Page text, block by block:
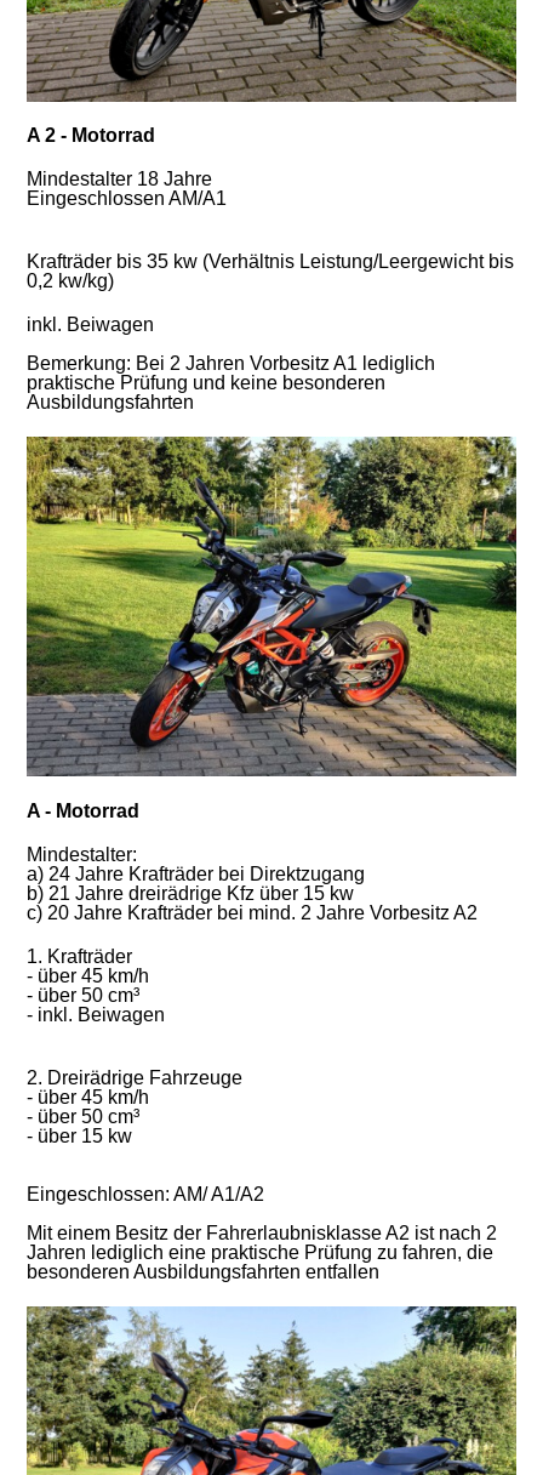
A 2 - Motorrad
Mindestalter 18 Jahre
Eingeschlossen AM/A1
Krafträder bis 35 kw (Verhältnis Leistung/Leergewicht bis
0,2 kw/kg)
inkl. Beiwagen
Bemerkung: Bei 2 Jahren Vorbesitz A1 lediglich
praktische Prüfung und keine besonderen
Ausbildungsfahrten
A - Motorrad
Mindestalter:
a) 24 Jahre Krafträder bei Direktzugang
b) 21 Jahre dreirädrige Kfz über 15 kw
c) 20 Jahre Krafträder bei mind. 2 Jahre Vorbesitz A2
1. Krafträder
- über 45 km/h
- über 50 cm³
- inkl. Beiwagen
2. Dreirädrige Fahrzeuge
- über 45 km/h
- über 50 cm³
- über 15 kw
Eingeschlossen: AM/ A1/A2
Mit einem Besitz der Fahrerlaubnisklasse A2 ist nach 2
Jahren lediglich eine praktische Prüfung zu fahren, die
besonderen Ausbildungsfahrten entfallen